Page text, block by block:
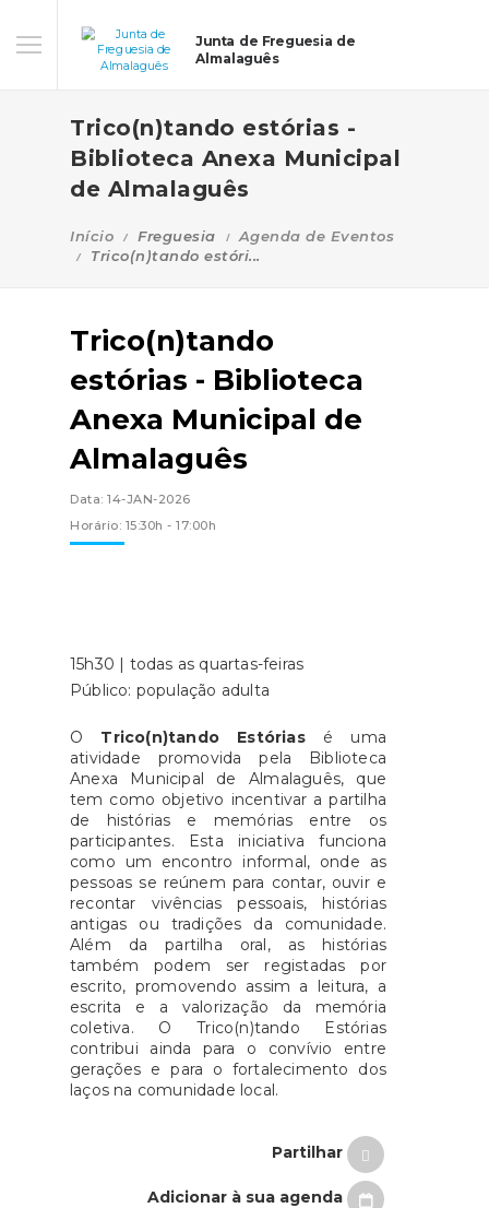
Junta de Freguesia de
Almalaguês
Trico(n)tando estórias -
Biblioteca Anexa Municipal
de Almalaguês
Início Freguesia
Agenda de Eventos
Trico(n)tando estóri...
Trico(n)tando
estórias - Biblioteca
Anexa Municipal de
Almalaguês
Data: 14-JAN-2026
Horário: 15:30h - 17:00h
15h30 | todas as quartas-feiras
Público: população adulta
O Trico(n)tando Estóriasé uma
atividade promovida pela Biblioteca
Anexa Municipal de Almalaguês, que
tem como objetivo incentivar a partilha
de histórias e memórias entre os
participantes. Esta iniciativa funciona
como um encontro informal, onde as
pessoas se reúnem para contar, ouvir e
recontar vivências pessoais, histórias
antigas ou tradições da comunidade.
Além da partilha oral, as histórias
também podem ser registadas por
escrito, promovendo assim a leitura, a
escrita e a valorização da memória
coletiva. O Trico(n)tando Estórias
contribui ainda para o convívio entre
gerações e para o fortalecimento dos
laços na comunidade local.
Partilhar
Adicionar à sua agenda